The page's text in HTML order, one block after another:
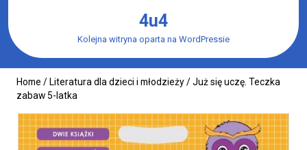
content
4u4
Kolejna witryna oparta na WordPressie
Home / Literatura dla dzieci i młodzieży/ Już się uczę. Teczka
zabaw 5-latka